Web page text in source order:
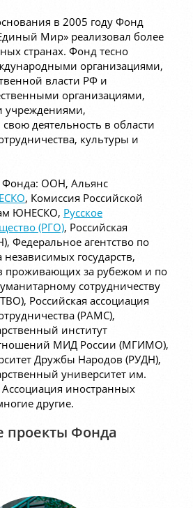
в 2005 году Фонд
Мир» реализовал более
странах. Фонд тесно
организациями,
власти РФ и
организациями,
учреждениями,
деятельность в области
культуры и
Фонда: ООН, Альянс
, Комиссия Российской
ЮНЕСКО, Русское
(РГО), Российская
Федеральное агентство по
государств,
проживающих за рубежом и по
сотрудничеству
Российская ассоциация
(РАМС),
институт
МИД России (МГИМО),
Дружбы Народов (РУДН),
университет им.
иностранных
другие.
проекты Фонда